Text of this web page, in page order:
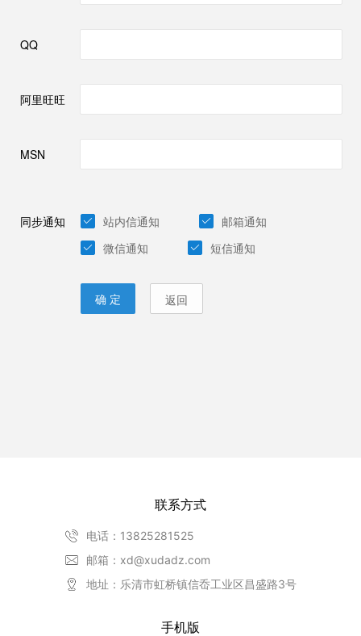
联系方式
电话：13825281525
邮箱：xd@xudadz.com
地址：乐清市虹桥镇信岙工业区昌盛路3号
手机版